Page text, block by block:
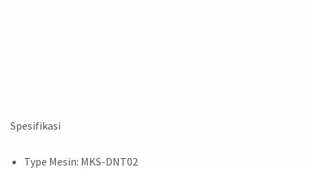
Spesifikasi
Type Mesin: MKS-DNT02